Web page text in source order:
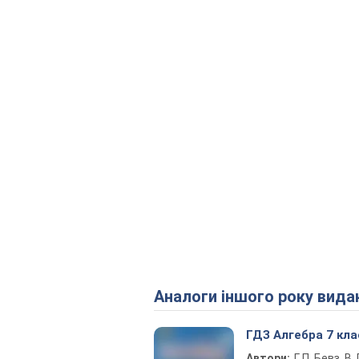
Аналоги іншого року
ГДЗ Алгебра 7